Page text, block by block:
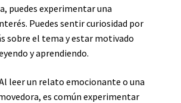
puedes experimentar una
Puedes sentir curiosidad por
sobre el tema y estar motivado
y aprendiendo.
leer un relato emocionante o una
es común experimentar